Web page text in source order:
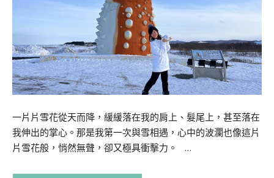
一片片雪花從天而降，緩緩落在我的肩上、髮尾上，甚至落在
我伸出的掌心。那是我第一次與雪相遇，心中的波瀾也像這片
片雪花般，悄然無聲，卻又極具衝擊力。 …